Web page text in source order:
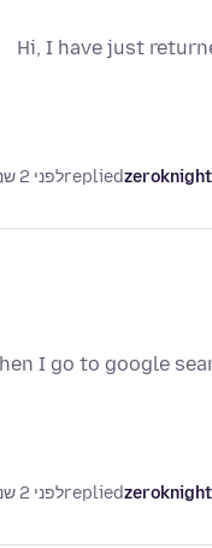
Hi, I have just
zeroknight
repliedלפני 2 שנים
I go to google
zeroknight
repliedלפני 2 שנים